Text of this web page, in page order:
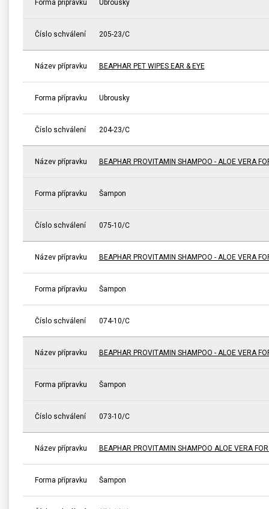
Forma přípravku Ubrousky
Číslo schválení 205-23/C
Název přípravku BEAPHAR PET WIPES EAR & EYE
Forma přípravku Ubrousky
Číslo schválení 204-23/C
Název přípravku BEAPHAR PROVITAMIN SHAMPOO - ALOE VERA
Forma přípravku Šampon
Číslo schválení 075-10/C
Název přípravku BEAPHAR PROVITAMIN SHAMPOO - ALOE VERA
Forma přípravku Šampon
Číslo schválení 074-10/C
Název přípravku BEAPHAR PROVITAMIN SHAMPOO - ALOE VERA
Forma přípravku Šampon
Číslo schválení 073-10/C
Název přípravku BEAPHAR PROVITAMIN SHAMPOO ALOE VERA
Forma přípravku Šampon